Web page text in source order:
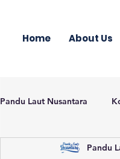
Home About Us
Pandu Laut Nusantara
Pandu